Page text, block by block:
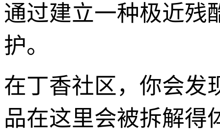
通过建立一种极近残
护。
在丁香社区，你会发
品在这里会被拆解得